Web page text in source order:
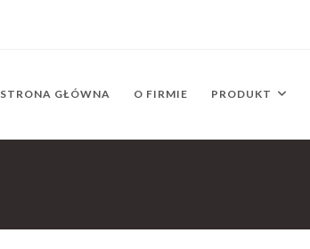
STRONA GŁÓWNA O FIRMIE PRODUKT